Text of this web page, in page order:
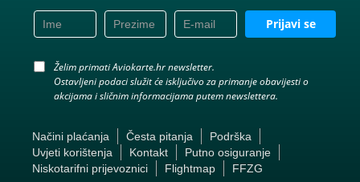
Prijavi se
Želim primati Aviokarte.hr newsletter.
Ostavljeni podaci služit će isključivo za primanje obavijesti o
akcijama i sličnim informacijama putem newslettera.
Načini plaćanja Česta pitanja
Podrška
Uvjeti korištenja
Kontakt
Putno osiguranje
Niskotarifni prijevoznici
Flightmap FFZG